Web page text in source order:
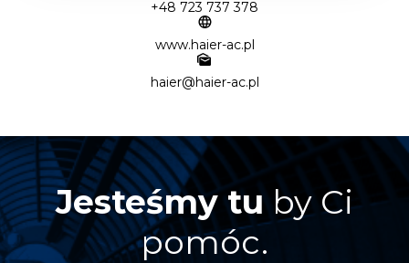
+48 723 737 378
www.haier-ac.pl
haier@haier-ac.pl
Jesteśmy tu by Ci
pomóc.